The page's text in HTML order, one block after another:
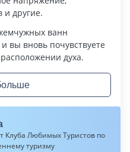
Клуба Любимых Туристов по
туризму
другие.
ванн
вы вновь почувствуете
духа.